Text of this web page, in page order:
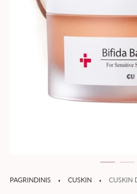
PAGRINDINIS · CUSKIN · CUSKIN